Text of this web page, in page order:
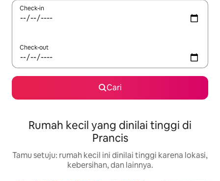
Check-in
Check-out
Cari
Rumah kecil yang dinilai tinggi di
Prancis
Tamu setuju: rumah kecil ini dinilai tinggi karena lokasi,
kebersihan, dan lainnya.